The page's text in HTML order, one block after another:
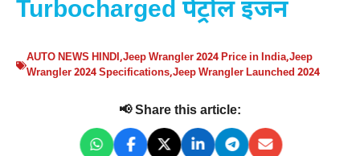
Turbocharged पेट्रोल इंजन
AUTO NEWS HINDI,Jeep Wrangler 2024 Price in India,Jeep
Wrangler 2024 Specifications,Jeep Wrangler Launched 2024
📢 Share this article: